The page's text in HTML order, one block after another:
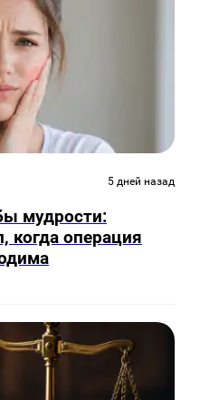
5 дней назад
мудрости:
когда операция